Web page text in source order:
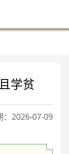
学贫
：2026-07-09